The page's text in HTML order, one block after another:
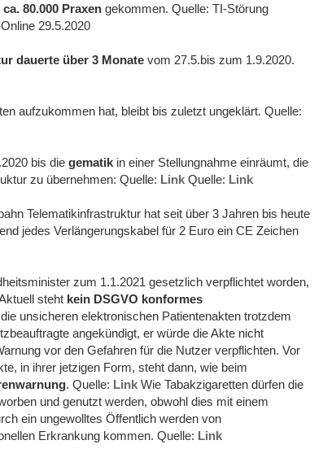
80.000 Praxen gekommen. Quelle: TI-Störung
29.5.2020
dauerte über 3 Monate vom 27.5.bis zum 1.9.2020.
aufzukommen hat, bleibt bis zuletzt ungeklärt. Quelle:
bis die gematik in einer Stellungnahme einräumt, die
zu übernehmen: Quelle: Link Quelle: Link
Telematikinfrastruktur hat seit über 3 Jahren bis heute
jedes Verlängerungskabel für 2 Euro ein CE Zeichen
zum 1.1.2021 gesetzlich verpflichtet worden,
steht kein DSGVO konformes
unsicheren elektronischen Patientenakten trotzdem
angekündigt, er würde die Akte nicht
vor den Gefahren für die Nutzer verpflichten. Vor
in ihrer jetzigen Form, steht dann, wie beim
. Quelle: Link Wie Tabakzigaretten dürfen die
und genutzt werden, obwohl dies mit einem
ein ungewolltes Öffentlich werden von
Erkrankung kommen. Quelle: Link